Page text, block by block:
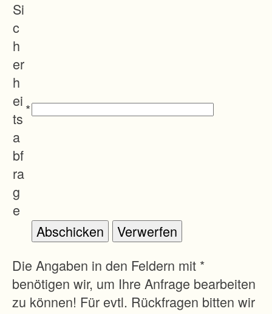
Si
c
h
er
h
ei
ts
a
bf
ra
g
e
*
Die Angaben in den Feldern mit *
benötigen wir, um Ihre Anfrage bearbeiten
zu können! Für evtl. Rückfragen bitten wir